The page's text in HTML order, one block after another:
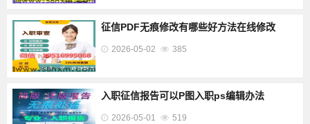
征信PDF无痕修改有哪些好方法在线修改
2026-05-02 385
入职征信报告可以P图入职ps编辑办法
2026-05-01 519